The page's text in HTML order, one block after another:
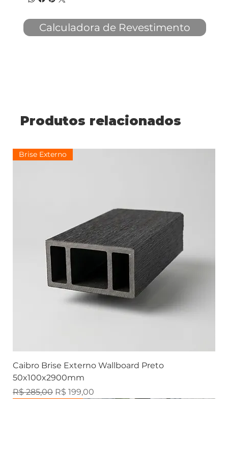
Produtos relacionados
Brise Externo
Caibro Brise Externo Wallboard Preto
50x100x2900mm
Preço normal
R$ 285,00 Preço promocional
R$ 199,00
Calculadora de Revestimento